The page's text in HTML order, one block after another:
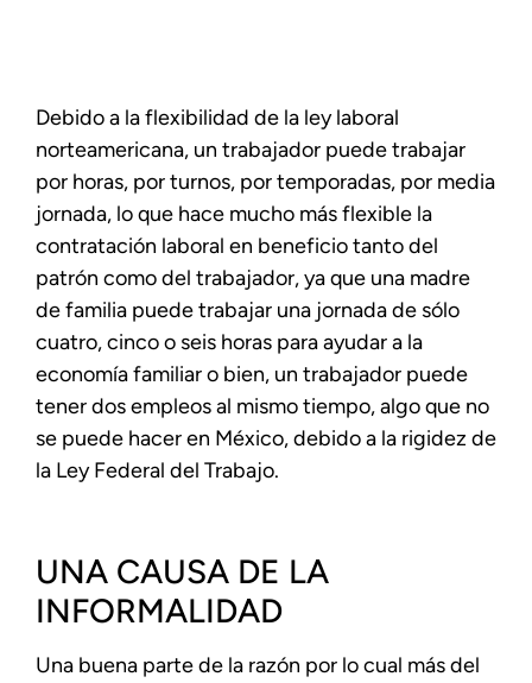
Debido a la flexibilidad de la ley laboral
norteamericana, un trabajador puede trabajar
por horas, por turnos, por temporadas, por media
jornada, lo que hace mucho más flexible la
contratación laboral en beneficio tanto del
patrón como del trabajador, ya que una madre
de familia puede trabajar una jornada de sólo
cuatro, cinco o seis horas para ayudar a la
economía familiar o bien, un trabajador puede
tener dos empleos al mismo tiempo, algo que no
se puede hacer en México, debido a la rigidez de
la Ley Federal del Trabajo.
UNA CAUSA DE LA
INFORMALIDAD
Una buena parte de la razón por lo cual más del